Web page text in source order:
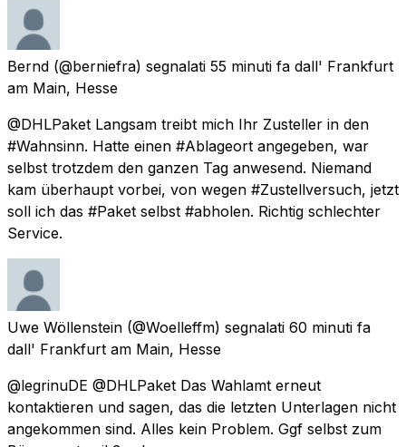
Bernd (@berniefra) segnalati 55 minuti fa dall' Frankfurt
am Main, Hesse
@DHLPaket Langsam treibt mich Ihr Zusteller in den
#Wahnsinn. Hatte einen #Ablageort angegeben, war
selbst trotzdem den ganzen Tag anwesend. Niemand
kam überhaupt vorbei, von wegen #Zustellversuch, jetzt
soll ich das #Paket selbst #abholen. Richtig schlechter
Service.
Uwe Wöllenstein (@Woelleffm) segnalati 60 minuti fa
dall' Frankfurt am Main, Hesse
@legrinuDE @DHLPaket Das Wahlamt erneut
kontaktieren und sagen, das die letzten Unterlagen nicht
angekommen sind. Alles kein Problem. Ggf selbst zum